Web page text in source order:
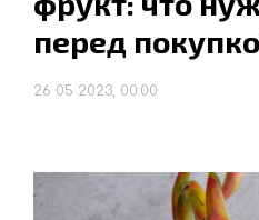
перед
26 05 2023, 00:00